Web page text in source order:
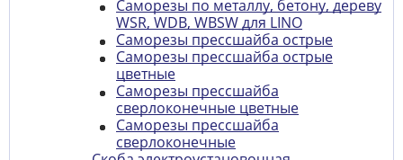
Саморезы по металлу, бетону, дереву
WSR, WDB, WBSW для LINO
Саморезы прессшайба острые
Саморезы прессшайба острые
цветные
Саморезы прессшайба
сверлоконечные цветные
Саморезы прессшайба
сверлоконечные